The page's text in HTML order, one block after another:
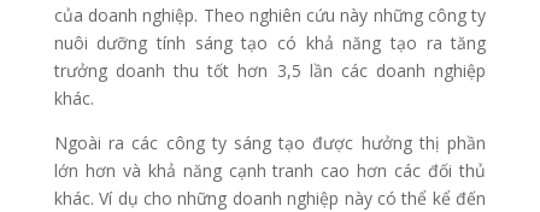
của doanh nghiệp. Theo nghiên cứu này những công ty
nuôi dưỡng tính sáng tạo có khả năng tạo ra tăng
trưởng doanh thu tốt hơn 3,5 lần các doanh nghiệp
khác.
Ngoài ra các công ty sáng tạo được hưởng thị phần
lớn hơn và khả năng cạnh tranh cao hơn các đối thủ
khác. Ví dụ cho những doanh nghiệp này có thể kể đến